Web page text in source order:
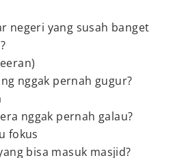
negeri yang susah banget
nggak pernah gugur?
nggak pernah galau?
fokus
bisa masuk masjid?